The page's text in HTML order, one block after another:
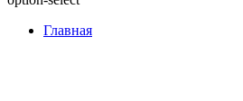
Главная